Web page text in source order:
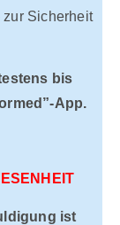
Sicherheit
bis
App.
ist